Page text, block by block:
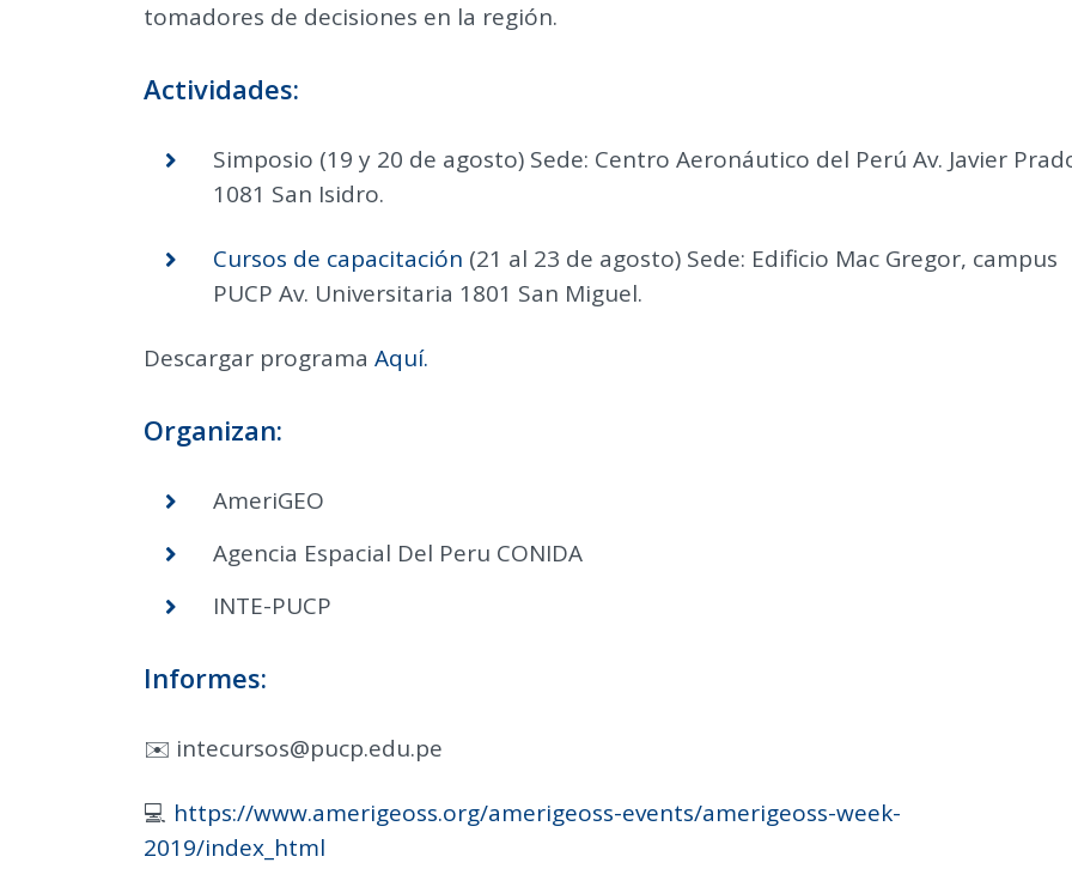
tomadores de decisiones en la región.
Actividades:
Simposio (19 y 20 de agosto) Sede: Centro Aeronáutico del Perú Av. Javier
1081 San Isidro.
Cursos de capacitación (21 al 23 de agosto) Sede: Edificio Mac Gregor, campus
PUCP Av. Universitaria 1801 San Miguel.
Descargar programa Aquí.
Organizan:
AmeriGEO
Agencia Espacial Del Peru CONIDA
INTE-PUCP
Informes:
✉️ intecursos@pucp.edu.pe
💻 https://www.amerigeoss.org/amerigeoss-events/amerigeoss-week-
2019/index_html